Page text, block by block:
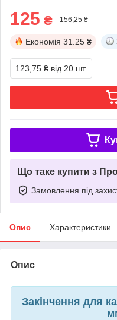
125 ₴ 156,25 ₴
Економія 31.25 ₴
123,75 ₴ від 20 шт.
Що таке купити з
Замовлення під
Опис Характеристики
Опис
Закінчення для